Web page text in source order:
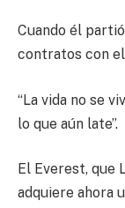
Cuando él
contratos con
“La vida no se
lo que aún late”.
El Everest, que
adquiere ahora